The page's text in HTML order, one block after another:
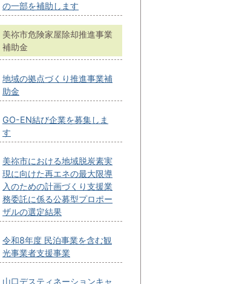
の一部を補助します
美祢市危険家屋除却推進事業
補助金
地域の拠点づくり推進事業補
助金
GO-EN結び企業を募集しま
す
美祢市における地域脱炭素実
現に向けた再エネの最大限導
入のための計画づくり支援業
務委託に係る公募型プロポー
ザルの選定結果
令和8年度 民泊事業を含む観
光事業者支援事業
山口デスティネーションキャ